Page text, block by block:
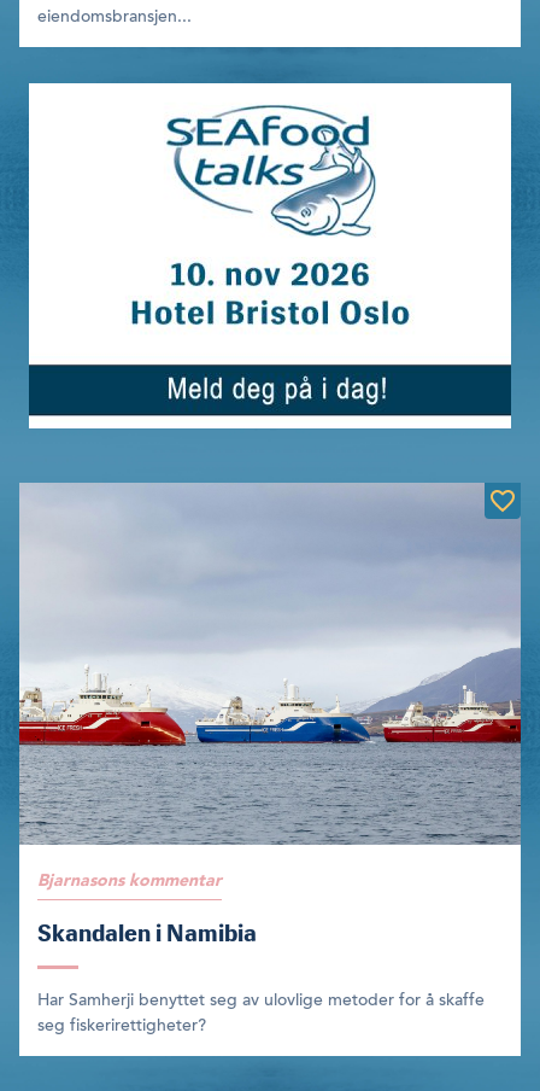
eiendoms­bransjen...
Bjarnasons kommentar
Skandalen i Namibia
Har Samherji benyttet seg av ulovlige metoder for å skaffe
seg fiskerirettigheter?